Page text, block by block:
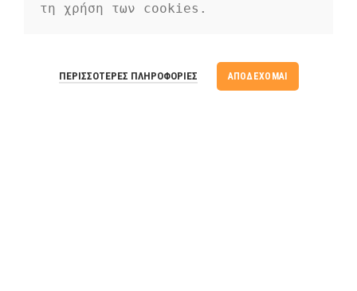
τη χρήση των cookies.
ΠΕΡΙΣΣΌΤΕΡΕΣ ΠΛΗΡΟΦΟΡΊΕΣ ΑΠΟΔΈΧΟΜΑΙ